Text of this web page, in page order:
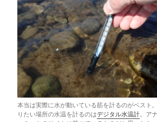
本当は実際に水が動いている筋を計るのがベスト
りたい場所の水温を計るのはデジタル水温計。ア